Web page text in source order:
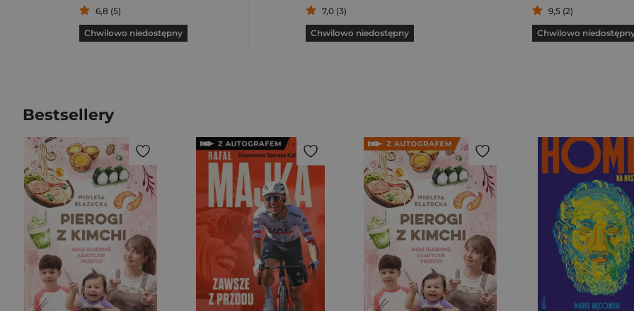
6,8 (5)
Chwilowo niedostępny
7,0 (3)
Chwilowo niedostępny
9,5 (2)
Chwilowo
Bestsellery